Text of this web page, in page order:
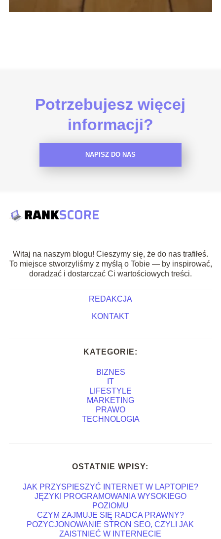
Potrzebujesz więcej
informacji?
NAPISZ DO NAS
Witaj na naszym blogu! Cieszymy się, że do nas trafiłeś.
To miejsce stworzyliśmy z myślą o Tobie — by inspirować,
doradzać i dostarczać Ci wartościowych treści.
REDAKCJA
KONTAKT
KATEGORIE:
BIZNES
IT
LIFESTYLE
MARKETING
PRAWO
TECHNOLOGIA
OSTATNIE WPISY:
JAK PRZYSPIESZYĆ INTERNET W LAPTOPIE?
JĘZYKI PROGRAMOWANIA WYSOKIEGO
POZIOMU
CZYM ZAJMUJE SIĘ RADCA PRAWNY?
POZYCJONOWANIE STRON SEO, CZYLI JAK
ZAISTNIEĆ W INTERNECIE